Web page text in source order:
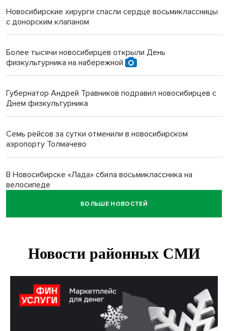
Новосибирские хирурги спасли сердце восьмиклассницы
с донорским клапаном
Более тысячи новосибирцев открыли День
физкультурника на набережной
Губернатор Андрей Травников подравил новосибирцев с
Днем физкультурника
Семь рейсов за сутки отменили в новосибирском
аэропорту Толмачево
В Новосибирске «Лада» сбила восьмиклассника на
велосипеде
Новосибирцам назвали точное количество выходных
Годовалый ребёнок оказался заперт в автомобиле в
Всем миром: жители новосибирской деревни помогли
найти пропавшего мальчика
БОЛЬШЕ НОВОСТЕЙ